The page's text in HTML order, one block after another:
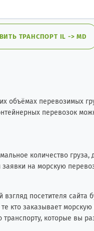
ТРАНСПОРТ IL -> MD
объёмах перевозимых
перевозок
количество
на морскую
посетителя сайта
кто заказывает
которые вы